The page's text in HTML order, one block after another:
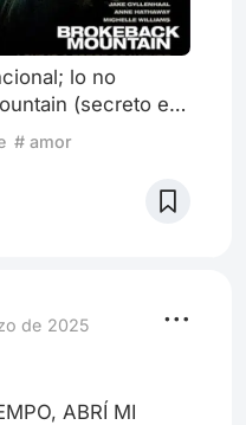
lo no
(secreto en
de ver para
solo funciona
Una película
y planos
fi
# amor
de 2025
ABRÍ MI